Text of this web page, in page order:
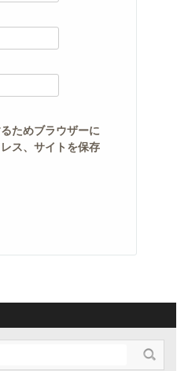
ためブラウザーに
ス、サイトを保存